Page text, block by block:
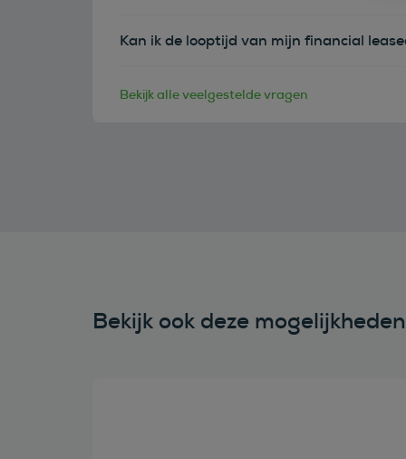
Kan ik de looptijd van mijn financial
Bekijk alle veelgestelde vragen
Bekijk ook deze